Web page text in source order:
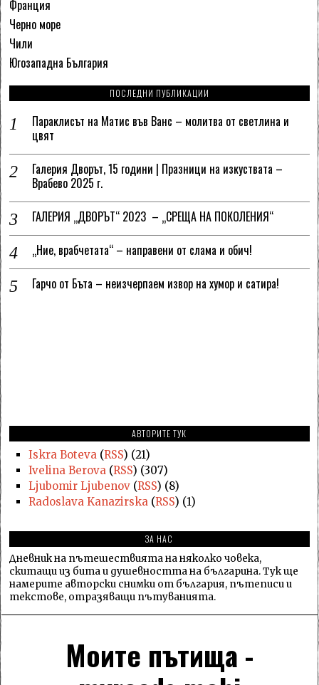
Франция
Черно море
Чили
Югозападна България
ПОСЛЕДНИ ПУБЛИКАЦИИ
Параклисът на Матис във Ванс – молитва от светлина и
цвят
Галерия Дворът, 15 години | Празници на изкуствата –
Врабево 2025 г.
ГАЛЕРИЯ „ДВОРЪТ“ 2023 – „СРЕЩА НА ПОКОЛЕНИЯ“
„Ние, врабчетата“ – направени от слама и обич!
Гарчо от Бъта – неизчерпаем извор на хумор и сатира!
АВТОРИТЕ ТУК
Iskra Boteva (RSS) (21)
Ivelina Berova (RSS) (307)
Ljubomir Ljubenov(RSS) (8)
Radoslava Kanazirska (RSS) (1)
ЗА НАС
Дневник на пътешествията на няколко човека,
скитащи из бита и душевността на българина. Тук ще
намерите авторски снимки от българия, пътеписи и
текстове, отразяващи пътуванията.
Моите пътища -